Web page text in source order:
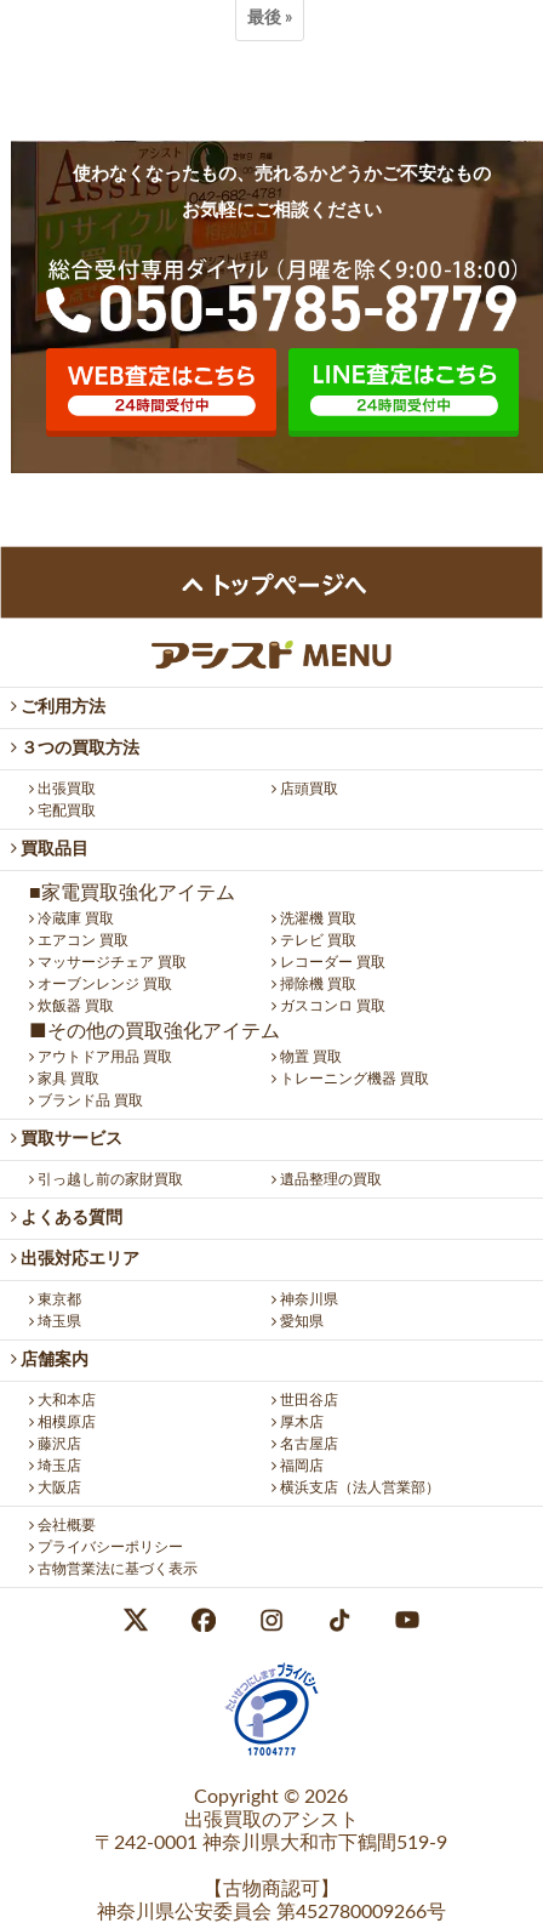
最後 »
使わなくなったもの、売れるかどうかご不安なもの
お気軽にご相談ください
ご利用方法
３つの買取方法
出張買取
店頭買取
宅配買取
買取品目
■家電買取強化アイテム
冷蔵庫 買取
洗濯機 買取
エアコン 買取
テレビ 買取
マッサージチェア 買取
レコーダー 買取
オーブンレンジ 買取
掃除機 買取
炊飯器 買取
ガスコンロ 買取
■その他の買取強化アイテム
アウトドア用品 買取
物置 買取
家具 買取
トレーニング機器 買取
ブランド品 買取
買取サービス
引っ越し前の家財買取 遺品整理の買取
よくある質問
出張対応エリア
東京都
神奈川県
埼玉県
愛知県
店舗案内
大和本店
世田谷店
相模原店
厚木店
藤沢店
名古屋店
埼玉店
福岡店
大阪店
横浜支店（法人営業部）
会社概要
プライバシーポリシー
古物営業法に基づく表示
Copyright © 2026
出張買取のアシスト
〒242-0001 神奈川県大和市下鶴間519-9
【古物商認可
】
神奈川県公安委員会 第452780009266号